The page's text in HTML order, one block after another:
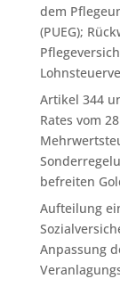
dem
(PUEG);
Artikel 344
Rates vom
befreiten
Aufteilung
Anpassung